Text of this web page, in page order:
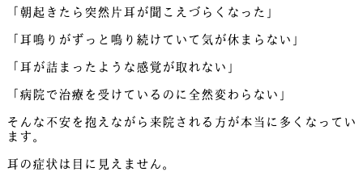
「朝起きたら突然片耳が聞こえづらくなった」
「耳鳴りがずっと鳴り続けていて気が休まらない」
「耳が詰まったような感覚が取れない」
「病院で治療を受けているのに全然変わらない」
そんな不安を抱えながら来院される方が本当に多くなってい
ます。
耳の症状は目に見えません。